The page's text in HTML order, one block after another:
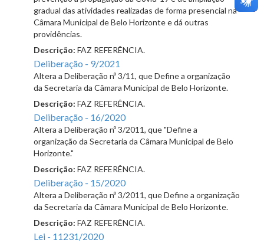
gradual das atividades realizadas de forma presencial na
Câmara Municipal de Belo Horizonte e dá outras
providências.
Descrição: FAZ REFERÊNCIA.
Deliberação - 9/2021
Altera a Deliberação nº 3/11, que Define a organização
da Secretaria da Câmara Municipal de Belo Horizonte.
Descrição: FAZ REFERÊNCIA.
Deliberação - 16/2020
Altera a Deliberação nº 3/2011, que "Define a
organização da Secretaria da Câmara Municipal de Belo
Horizonte."
Descrição: FAZ REFERÊNCIA.
Deliberação - 15/2020
Altera a Deliberação nº 3/2011, que Define a organização
da Secretaria da Câmara Municipal de Belo Horizonte.
Descrição: FAZ REFERÊNCIA.
Lei - 11231/2020